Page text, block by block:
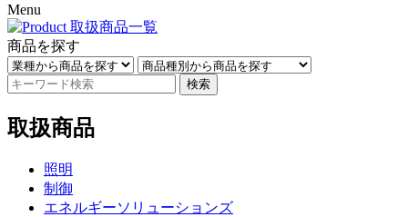
Menu
商品を探す
検索
取扱商品
照明
制御
エネルギーソリューションズ